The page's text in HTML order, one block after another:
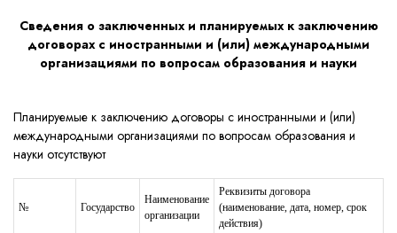
Сведения о заключенных и планируемых к заключению
договорах с иностранными и (или) международными
организациями по вопросам образования и науки
Планируемые к заключению договоры с иностранными и (или)
международными организациями по вопросам образования и
науки отсутствуют
№ Государство
Наименование
организации
Реквизиты договора
(наименование, дата, номер, срок
действия)